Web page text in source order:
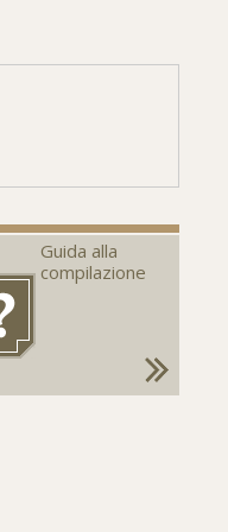
Guida alla
compilazione